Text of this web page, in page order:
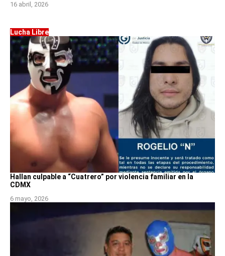
16 abril, 2026
Lucha Libre
Hallan culpable a “Cuatrero” por violencia familiar en la
CDMX
6 mayo, 2026